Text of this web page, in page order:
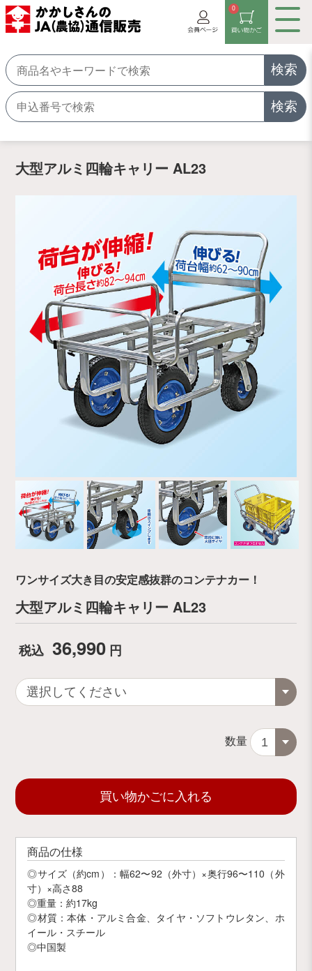
検索
検索
0
大型アルミ四輪キャリー AL23
ワンサイズ大き目の安定感抜群のコンテナカー！
大型アルミ四輪キャリー AL23
税込 36,990 円
数量
買い物かごに入れる
商品の仕様
◎サイズ（約cm）：幅62〜92（外寸）×奥行96〜110（外
寸）×高さ88
◎重量：約17kg
◎材質：本体・アルミ合金、タイヤ・ソフトウレタン、ホ
イール・スチール
◎中国製